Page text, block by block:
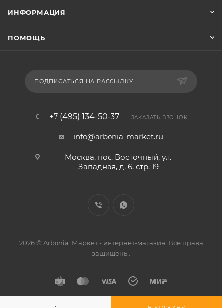
ИНФОРМАЦИЯ
ПОМОЩЬ
ПОДПИСАТЬСЯ НА РАССЫЛКУ
+7 (495) 134-50-37 ЗАКАЗАТЬ ЗВОНОК
info@arbonia-market.ru
Москва, пос. Восточный, ул.
Западная, д. 6, стр. 19
2026 © Arbonia: Маркет - интернет-магазин. Все права
защищены.